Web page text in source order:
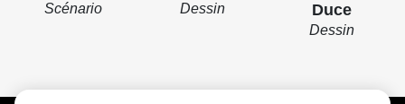
Scénario Dessin
Duce
Dessin